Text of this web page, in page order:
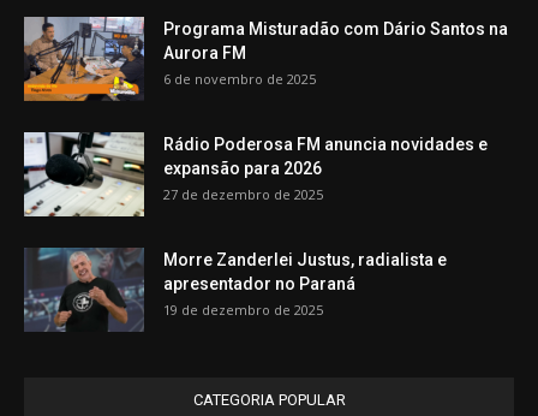
Programa Misturadão com Dário Santos na
Aurora FM
6 de novembro de 2025
Rádio Poderosa FM anuncia novidades e
expansão para 2026
27 de dezembro de 2025
Morre Zanderlei Justus, radialista e
apresentador no Paraná
19 de dezembro de 2025
CATEGORIA POPULAR